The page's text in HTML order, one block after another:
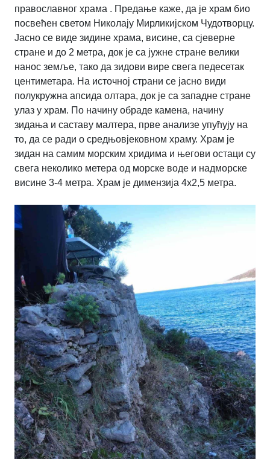
православног храма . Предање каже, да је храм био
посвећен светом Николају Мирликијском Чудотворцу.
Јасно се виде зидине храма, висине, са сјеверне
стране и до 2 метра, док је са јужне стране велики
нанос земље, тако да зидови вире свега педесетак
центиметара. На источној страни се јасно види
полукружна апсида олтара, док је са западне стране
улаз у храм. По начину обраде камена, начину
зидања и саставу малтера, прве анализе упућују на
то, да се ради о средњовјековном храму. Храм је
зидан на самим морским хридима и његови остаци су
свега неколико метера од морске воде и надморске
висине 3-4 метра. Храм је димензија 4х2,5 метра.